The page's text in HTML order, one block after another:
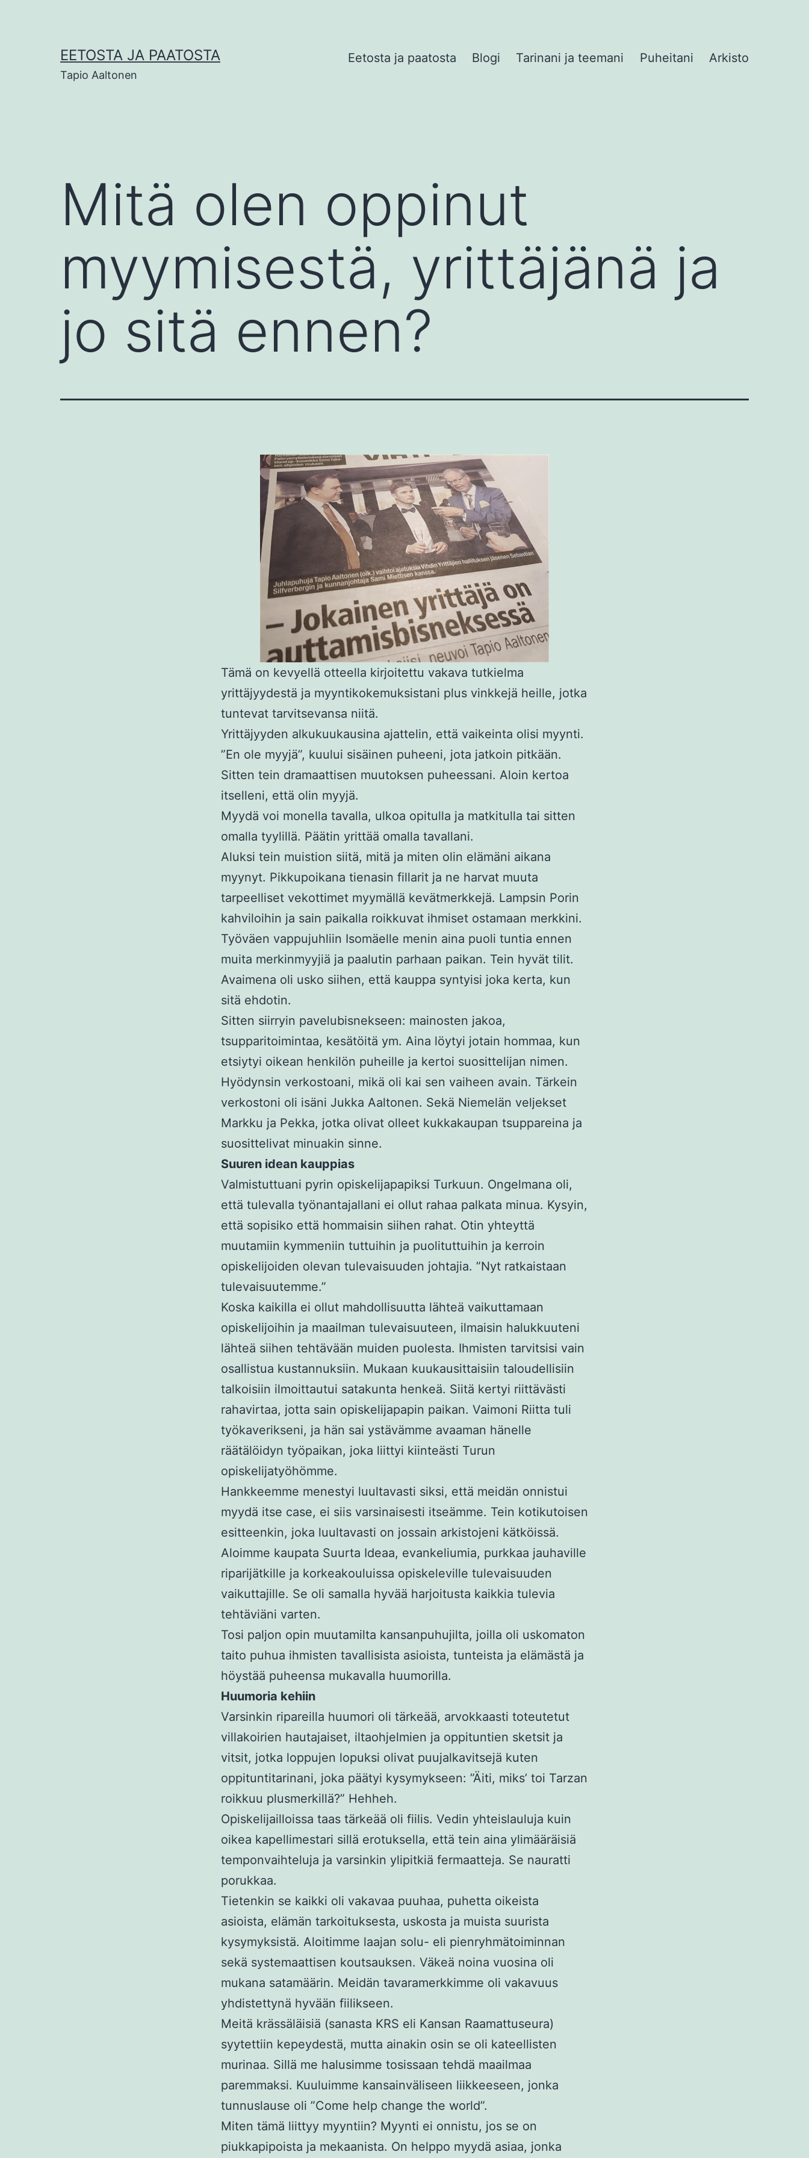
EETOSTA JA PAATOSTA
Tapio Aaltonen
Eetosta ja paatosta Blogi Tarinani ja teemani Puheitani Arkisto
Mitä olen oppinut
myymisestä, yrittäjänä ja
jo sitä ennen?
Tämä on kevyellä otteella kirjoitettu vakava tutkielma
yrittäjyydestä ja myyntikokemuksistani plus vinkkejä heille, jotka
tuntevat tarvitsevansa niitä.
Yrittäjyyden alkukuukausina ajattelin, että vaikeinta olisi myynti.
”En ole myyjä”, kuului sisäinen puheeni, jota jatkoin pitkään.
Sitten tein dramaattisen muutoksen puheessani. Aloin kertoa
itselleni, että olin myyjä.
Myydä voi monella tavalla, ulkoa opitulla ja matkitulla tai sitten
omalla tyylillä. Päätin yrittää omalla tavallani.
Aluksi tein muistion siitä, mitä ja miten olin elämäni aikana
myynyt. Pikkupoikana tienasin fillarit ja ne harvat muuta
tarpeelliset vekottimet myymällä kevätmerkkejä. Lampsin Porin
kahviloihin ja sain paikalla roikkuvat ihmiset ostamaan merkkini.
Työväen vappujuhliin Isomäelle menin aina puoli tuntia ennen
muita merkinmyyjiä ja paalutin parhaan paikan. Tein hyvät tilit.
Avaimena oli usko siihen, että kauppa syntyisi joka kerta, kun
sitä ehdotin.
Sitten siirryin pavelubisnekseen: mainosten jakoa,
tsupparitoimintaa, kesätöitä ym. Aina löytyi jotain hommaa, kun
etsiytyi oikean henkilön puheille ja kertoi suosittelijan nimen.
Hyödynsin verkostoani, mikä oli kai sen vaiheen avain. Tärkein
verkostoni oli isäni Jukka Aaltonen. Sekä Niemelän veljekset
Markku ja Pekka, jotka olivat olleet kukkakaupan tsuppareina ja
suosittelivat minuakin sinne.
Suuren idean kauppias
Valmistuttuani pyrin opiskelijapapiksi Turkuun. Ongelmana oli,
että tulevalla työnantajallani ei ollut rahaa palkata minua. Kysyin,
että sopisiko että hommaisin siihen rahat. Otin yhteyttä
muutamiin kymmeniin tuttuihin ja puolituttuihin ja kerroin
opiskelijoiden olevan tulevaisuuden johtajia. ”Nyt ratkaistaan
tulevaisuutemme.”
Koska kaikilla ei ollut mahdollisuutta lähteä vaikuttamaan
opiskelijoihin ja maailman tulevaisuuteen, ilmaisin halukkuuteni
lähteä siihen tehtävään muiden puolesta. Ihmisten tarvitsisi vain
osallistua kustannuksiin. Mukaan kuukausittaisiin taloudellisiin
talkoisiin ilmoittautui satakunta henkeä. Siitä kertyi riittävästi
rahavirtaa, jotta sain opiskelijapapin paikan. Vaimoni Riitta tuli
työkaverikseni, ja hän sai ystävämme avaaman hänelle
räätälöidyn työpaikan, joka liittyi kiinteästi Turun
opiskelijatyöhömme.
Hankkeemme menestyi luultavasti siksi, että meidän onnistui
myydä itse case, ei siis varsinaisesti itseämme. Tein kotikutoisen
esitteenkin, joka luultavasti on jossain arkistojeni kätköissä.
Aloimme kaupata Suurta Ideaa, evankeliumia, purkkaa jauhaville
riparijätkille ja korkeakouluissa opiskeleville tulevaisuuden
vaikuttajille. Se oli samalla hyvää harjoitusta kaikkia tulevia
tehtäviäni varten.
Tosi paljon opin muutamilta kansanpuhujilta, joilla oli uskomaton
taito puhua ihmisten tavallisista asioista, tunteista ja elämästä ja
höystää puheensa mukavalla huumorilla.
Huumoria kehiin
Varsinkin ripareilla huumori oli tärkeää, arvokkaasti toteutetut
villakoirien hautajaiset, iltaohjelmien ja oppituntien sketsit ja
vitsit, jotka loppujen lopuksi olivat puujalkavitsejä kuten
oppituntitarinani, joka päätyi kysymykseen: ”Äiti, miks’ toi Tarzan
roikkuu plusmerkillä?” Hehheh.
Opiskelijailloissa taas tärkeää oli fiilis. Vedin yhteislauluja kuin
oikea kapellimestari sillä erotuksella, että tein aina ylimääräisiä
temponvaihteluja ja varsinkin ylipitkiä fermaatteja. Se nauratti
porukkaa.
Tietenkin se kaikki oli vakavaa puuhaa, puhetta oikeista
asioista, elämän tarkoituksesta, uskosta ja muista suurista
kysymyksistä. Aloitimme laajan solu- eli pienryhmätoiminnan
sekä systemaattisen koutsauksen. Väkeä noina vuosina oli
mukana satamäärin. Meidän tavaramerkkimme oli vakavuus
yhdistettynä hyvään fiilikseen.
Meitä krässäläisiä (sanasta KRS eli Kansan Raamattuseura)
syytettiin kepeydestä, mutta ainakin osin se oli kateellisten
murinaa. Sillä me halusimme tosissaan tehdä maailmaa
paremmaksi. Kuuluimme kansainväliseen liikkeeseen, jonka
tunnuslause oli ”Come help change the world”.
Miten tämä liittyy myyntiin? Myynti ei onnistu, jos se on
piukkapipoista ja mekaanista. On helppo myydä asiaa, jonka